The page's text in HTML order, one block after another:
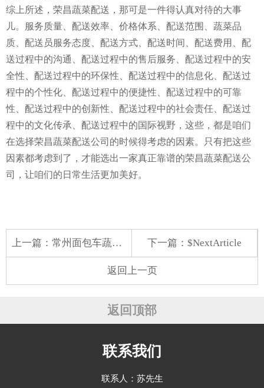
综上所述，荣昌蔬菜配送，那可是一件得认真对待的大事
儿。服务质量、配送效率、价格体系、配送范围、蔬菜品
质、配送员服务态度、配送方式、配送时间、配送费用、配
送过程中的沟通、配送过程中的售后服务、配送过程中的安
全性、配送过程中的环保性、配送过程中的信息化、配送过
程中的个性化、配送过程中的便捷性、配送过程中的可靠
性、配送过程中的创新性、配送过程中的社会责任、配送过
程中的文化传承、配送过程中的国际视野，这些，都是咱们
在选择荣昌蔬菜配送公司的时候得考虑的因素。只有把这些
因素都考虑到了，才能选出一家真正靠谱的荣昌蔬菜配送公
司，让咱们的日常生活更加美好。
上一篇： 常州面包车蔬菜配送公司 下一篇：$NextArticle
返回上一页
返回顶部
联系我们
联系人：苏先生